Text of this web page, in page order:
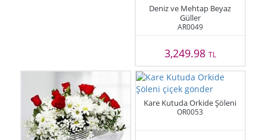
Deniz ve Mehtap Beyaz
Güller
AR0049
3,249.98 TL
Kare Kutuda Orkide Şöleni
OR0053